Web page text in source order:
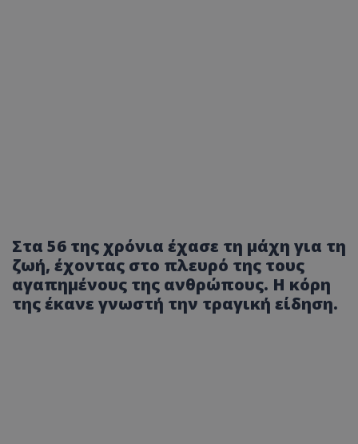
Στα 56 της χρόνια έχασε τη μάχη για τη
ζωή, έχοντας στο πλευρό της τους
αγαπημένους της ανθρώπους. Η κόρη
της έκανε γνωστή την τραγική είδηση.